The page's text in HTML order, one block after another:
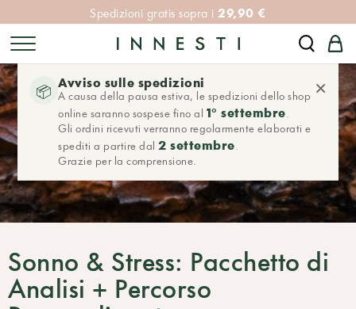
Spedizioni gratis sopra i29,90 €
📦 Avviso sulle spedizioni
A causa della pausa estiva, le spedizioni dello shop
online saranno sospese fino al 1° settembre.
Gli ordini ricevuti verranno regolarmente elaborati e
spediti a partire dal2 settembre.
Grazie per la comprensione.
×
Sonno & Stress: Pacchetto di
Analisi + Percorso